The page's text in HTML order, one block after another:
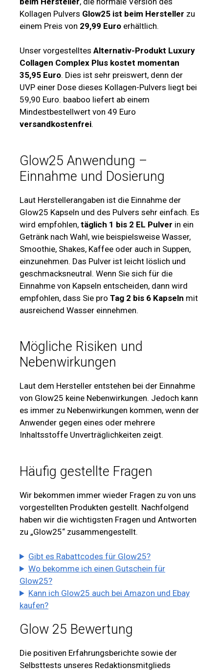
Kollagen Pulvers Glow25 ist beim Hersteller zu
einem Preis von 29,99 Euro erhältlich.
Unser vorgestelltes Alternativ-Produkt Luxury
Collagen Complex Plus kostet momentan
35,95 Euro. Dies ist sehr preiswert, denn der
UVP einer Dose dieses Kollagen-Pulvers liegt bei
59,90 Euro. baaboo liefert ab einem
Mindestbestellwert von 49 Euro
versandkostenfrei.
Glow25 Anwendung –
Einnahme und Dosierung
Laut Herstellerangaben ist die Einnahme der
Glow25 Kapseln und des Pulvers sehr einfach. Es
wird empfohlen, täglich 1 bis 2 EL Pulver in ein
Getränk nach Wahl, wie beispielsweise Wasser,
Smoothie, Shakes, Kaffee oder auch in Suppen,
einzunehmen. Das Pulver ist leicht löslich und
geschmacksneutral. Wenn Sie sich für die
Einnahme von Kapseln entscheiden, dann wird
empfohlen, dass Sie pro Tag 2 bis 6 Kapseln mit
ausreichend Wasser einnehmen.
Mögliche Risiken und
Nebenwirkungen
Laut dem Hersteller entstehen bei der Einnahme
von Glow25 keine Nebenwirkungen. Jedoch kann
es immer zu Nebenwirkungen kommen, wenn der
Anwender gegen eines oder mehrere
Inhaltsstoffe Unverträglichkeiten zeigt.
Häufig gestellte Fragen
Wir bekommen immer wieder Fragen zu von uns
vorgestellten Produkten gestellt. Nachfolgend
haben wir die wichtigsten Fragen und Antworten
zu „Glow25“ zusammengestellt.
Gibt es Rabattcodes für Glow25?
Wo bekomme ich einen Gutschein für
Glow25?
Kann ich Glow25 auch bei Amazon und Ebay
kaufen?
Glow 25 Bewertung
Die positiven Erfahrungsberichte sowie der
Selbsttests unseres Redaktionsmitglieds